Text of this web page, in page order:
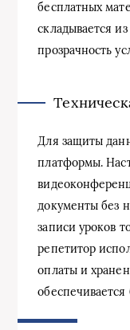
бесплатных
складывается
прозрачность
Для защиты
платформы.
документы без
записи уроков
репетитор
оплаты и
обеспечивается